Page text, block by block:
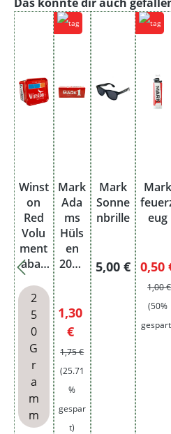
Winst
on
Red
Volu
ment
abak
Titan
Box
2
5
0
G
r
a
m
m
Mark
Ada
ms
Hüls
en
200e
€
Verkaufspreis:
1,30
€
Regulärer Preis:
1,75 €
(25.71
%
gespar
t)
Mark
Sonne
nbrille
Regulärer
5,00 €
Mark
eug
0,50
1,00 €
(50%